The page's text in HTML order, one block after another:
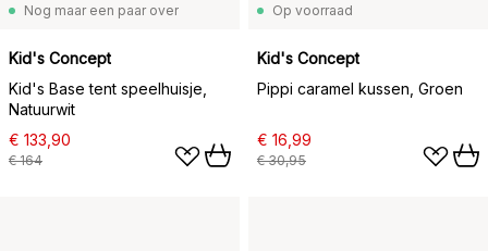
Nog maar een paar over
Kid's Concept
Kid's Base tent speelhuisje,
Natuurwit
€ 133,90
€ 164
Op voorraad
Kid's Concept
Pippi caramel kussen, Groen
€ 16,99
€ 30,95